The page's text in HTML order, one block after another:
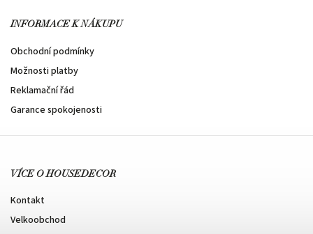
INFORMACE K NÁKUPU
Obchodní podmínky
Možnosti platby
Reklamační řád
Garance spokojenosti
VÍCE O HOUSEDECOR
Kontakt
Velkoobchod